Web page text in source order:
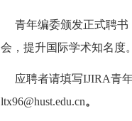
青年编委颁发正式聘
会，提升国际学术知名度
应聘者请填写IJIRA青
ltx96@hust.edu.cn。